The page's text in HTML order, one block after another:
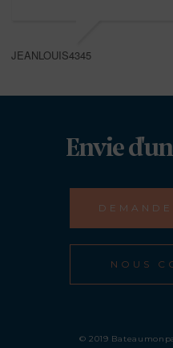
JEANLOUIS4345
Envie
NOUS
© 2019